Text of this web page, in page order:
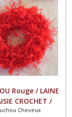
Rouge / LAINE
CROCHET /
CHEVEUX queue
Cheveux